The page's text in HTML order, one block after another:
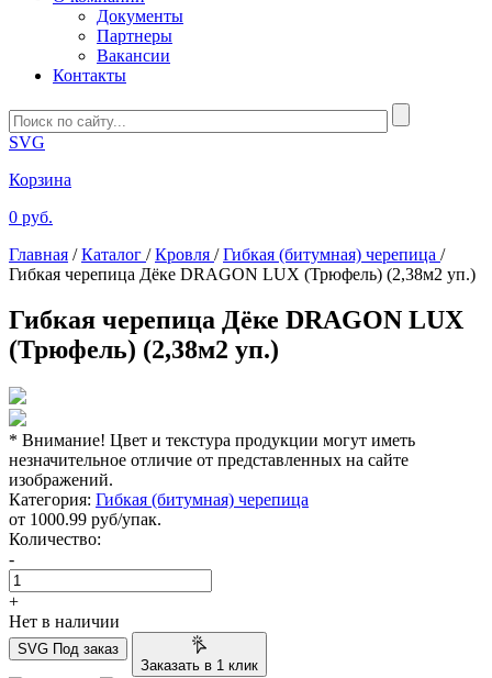
Документы
Партнеры
Вакансии
Контакты
SVG
Корзина
0 руб.
Главная / Каталог / Кровля / Гибкая (битумная) черепица /
Гибкая черепица Дёке DRAGON LUX (Трюфель) (2,38м2 уп.)
Гибкая черепица Дёке DRAGON LUX
(Трюфель) (2,38м2 уп.)
* Внимание! Цвет и текстура продукции могут иметь
незначительное отличие от представленных на сайте
изображений.
Категория: Гибкая (битумная) черепица
от 1000.99 руб/упак.
Количество:
-
+
Нет в наличии
SVG Под заказ
Заказать в 1 клик